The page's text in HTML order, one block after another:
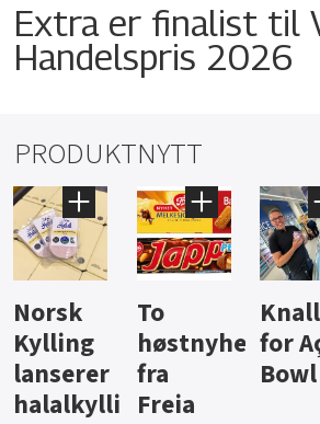
Extra er finalist til
Handelspris 2026
PRODUKTNYTT
Knalltall
for Açai
Bowl
Aass vil
bli
førstevalg
i lite-
Brus
jus